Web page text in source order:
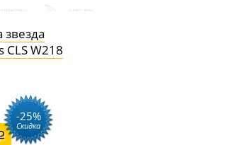
CLS W218
-25%
Скидка